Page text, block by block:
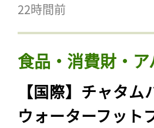
22時間前
食品・消費財・
【国際】チャタ
ウォーターフット